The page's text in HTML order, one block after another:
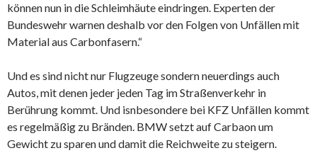
können nun in die Schleimhäute eindringen. Experten der
Bundeswehr warnen deshalb vor den Folgen von Unfällen mit
Material aus Carbonfasern.“
Und es sind nicht nur Flugzeuge sondern neuerdings auch
Autos, mit denen jeder jeden Tag im Straßenverkehr in
Berührung kommt. Und isnbesondere bei KFZ Unfällen kommt
es regelmäßig zu Bränden. BMW setzt auf Carbaon um
Gewicht zu sparen und damit die Reichweite zu steigern.